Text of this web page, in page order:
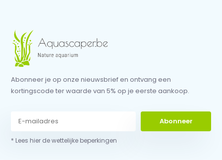
Abonneer je op onze nieuwsbrief en ontvang een
kortingscode ter waarde van 5% op je eerste aankoop.
Abonneer
* Lees hier de wettelijke beperkingen